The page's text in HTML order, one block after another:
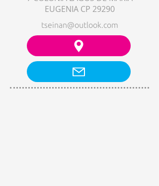
EUGENIA CP 29290
tseinan@outlook.com